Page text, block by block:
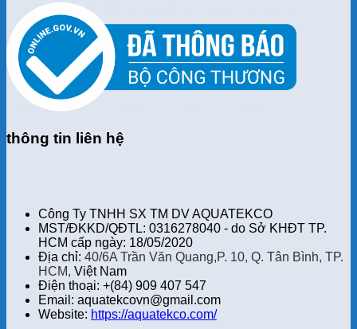
thông tin liên hệ
Công Ty TNHH SX TM DV AQUATEKCO
MST/ĐKKD/QĐTL: 0316278040 - do Sở KHĐT TP.
HCM cấp ngày: 18/05/2020
Địa chỉ: 40/6A Trần Văn Quang,P. 10, Q. Tân Bình, TP.
HCM, Việt Nam
Điện thoại: +(84) 909 407 547
Email: aquatekcovn@gmail.com
Website: https://aquatekco.com/